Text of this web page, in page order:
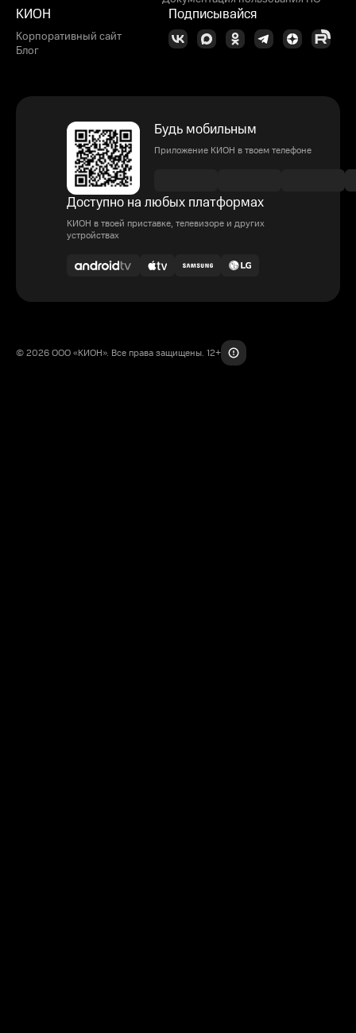
КИОН
Корпоративный сайт
Блог
Подписывайся
Будь мобильным
Приложение КИОН в твоем телефоне
Доступно на любых платформах
КИОН в твоей приставке, телевизоре и других
устройствах
© 2026 ООО «КИОН». Все права защищены. 12+